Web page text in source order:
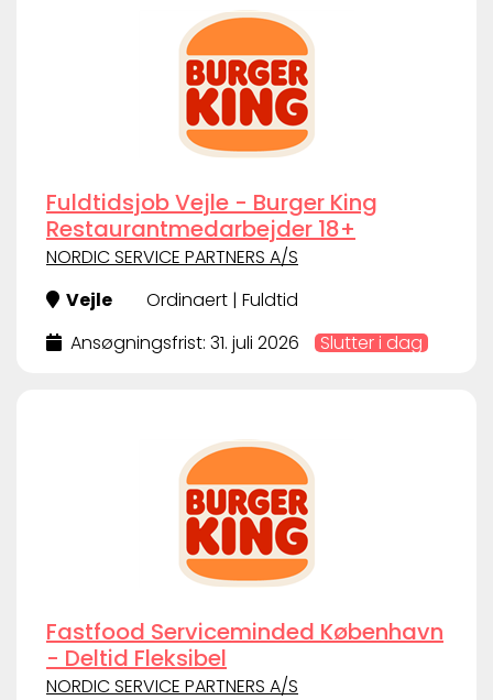
Fuldtidsjob Vejle - Burger King
Restaurantmedarbejder 18+
NORDIC SERVICE PARTNERS A/S
Vejle
Ordinaert | Fuldtid
Ansøgningsfrist: 31. juli 2026
Slutter i dag
Fastfood Serviceminded København
- Deltid Fleksibel
NORDIC SERVICE PARTNERS A/S